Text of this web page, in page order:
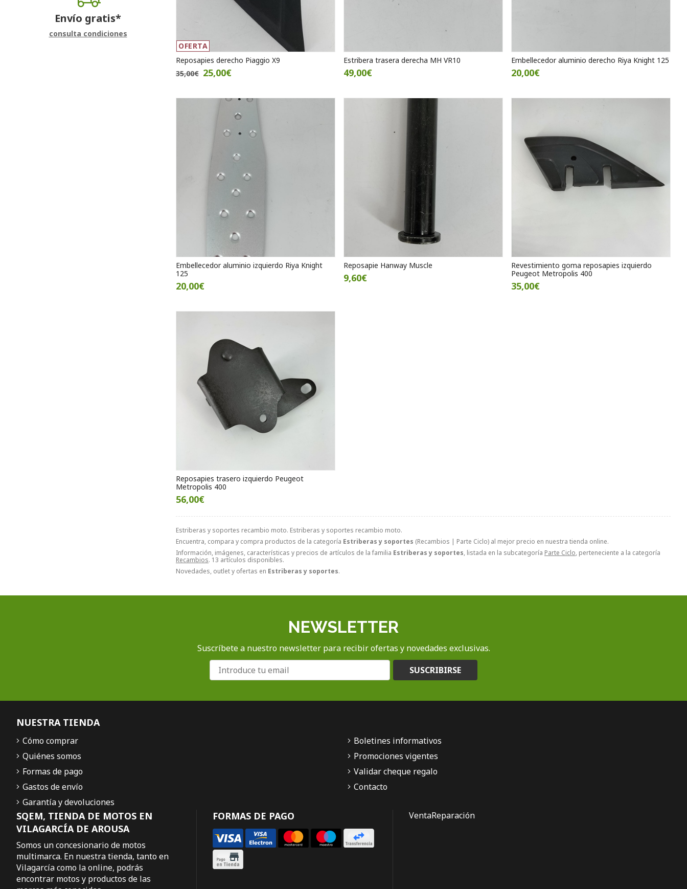
Estriberas y soportes recambio moto. Estriberas y soportes recambio moto.
Encuentra, compara y compra productos de la categoría Estriberas y soportes (Recambios | Parte Ciclo) al mejor precio en nuestra tienda online.
Información, imágenes, características y precios de artículos de la familia Estriberas y soportes, listada en la subcategoría Parte Ciclo, perteneciente a la categoría
Recambios. 13 artículos disponibles.
Novedades, outlet y ofertas en Estriberas y soportes.
OFERTA
Reposapies derecho Piaggio X9
35,00€ 25,00€
Estribera trasera derecha MH VR10
49,00€
Embellecedor aluminio derecho Riya Knight 125
20,00€
Embellecedor aluminio izquierdo Riya Knight
125
20,00€
Reposapie Hanway Muscle
9,60€
Revestimiento goma reposapies izquierdo
Peugeot Metropolis 400
35,00€
Reposapies trasero izquierdo Peugeot
Metropolis 400
56,00€
Envío gratis*
consulta condiciones
NEWSLETTER
Suscríbete a nuestro newsletter para recibir ofertas y novedades exclusivas.
SUSCRIBIRSE
SQEM, TIENDA DE MOTOS EN
VILAGARCÍA DE AROUSA
Somos un concesionario de motos
multimarca. En nuestra tienda, tanto en
Vilagarcía como la online, podrás
encontrar motos y productos de las
FORMAS DE PAGO
NUESTRA TIENDA
Cómo comprar
Quiénes somos
Formas de pago
Gastos de envío
Garantía y devoluciones
Boletines informativos
Promociones vigentes
Validar cheque regalo
Contacto
VentaReparación